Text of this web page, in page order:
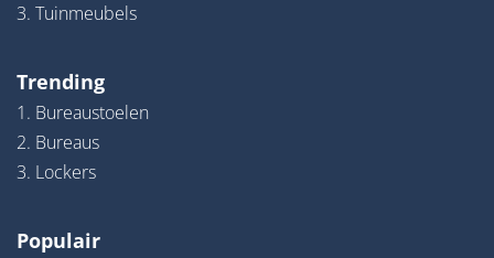
3. Tuinmeubels
Trending
1. Bureaustoelen
2. Bureaus
3. Lockers
Populair